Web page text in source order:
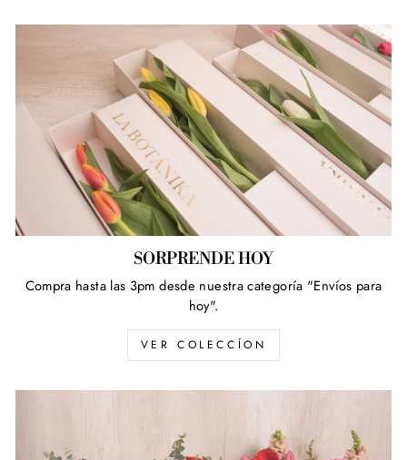
SORPRENDE HOY
Compra hasta las 3pm desde nuestra categoría "Envíos para
hoy".
VER COLECCÍON